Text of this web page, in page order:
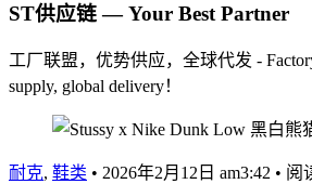
ST供应链 — Your Best Partner
工厂联盟，优势供应，全球代发 -
supply, global delivery！
耐克, 鞋类 • 2026年2月12日 am3:42 • 阅